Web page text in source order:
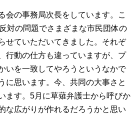
会の事務局次長をしています。こ
対の問題でさまざまな市民団体の
せていただいてきました。それぞ
行動の仕方も違っていますが、プ
いを一致してやろうというなかで
に思います。今、共同の大事さと
ます。5月に草薙弁護士から呼びか
な広がりが作れるだろうかと思い